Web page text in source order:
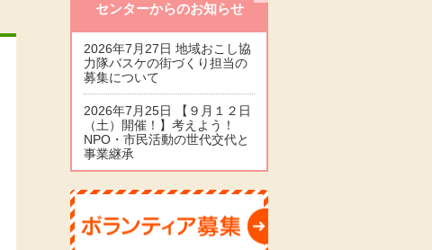
センターからのお知らせ
2026年7月27日 地域おこし協
力隊バスケの街づくり担当の
募集について
2026年7月25日 【９月１２日
（土）開催！】考えよう！
NPO・市民活動の世代交代と
事業継承